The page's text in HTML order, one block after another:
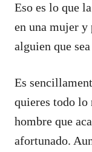
Eso es lo que
en una mujer y
alguien que
Es
quieres todo lo
hombre que
afortunado.